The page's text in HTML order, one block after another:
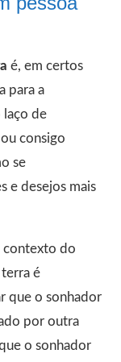
é, em certos
para a
laço de
consigo
se
e desejos mais
contexto do
é
que o sonhador
por outra
o sonhador